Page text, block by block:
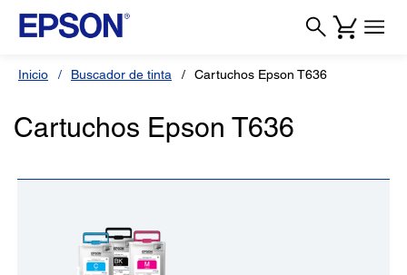
Inicio Buscador de tinta Cartuchos Epson T636
Cartuchos Epson T636